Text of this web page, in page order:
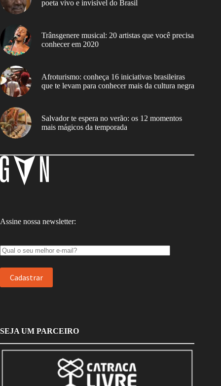
poeta vivo e invisível do Brasil
Trânsgenere musical: 20 artistas que você precisa
conhecer em 2020
Afroturismo: conheça 16 iniciativas brasileiras
que te levam para conhecer mais da cultura negra
Salvador te espera no verão: os 12 momentos
mais mágicos da temporada
Assine nossa newsletter:
SEJA UM PARCEIRO